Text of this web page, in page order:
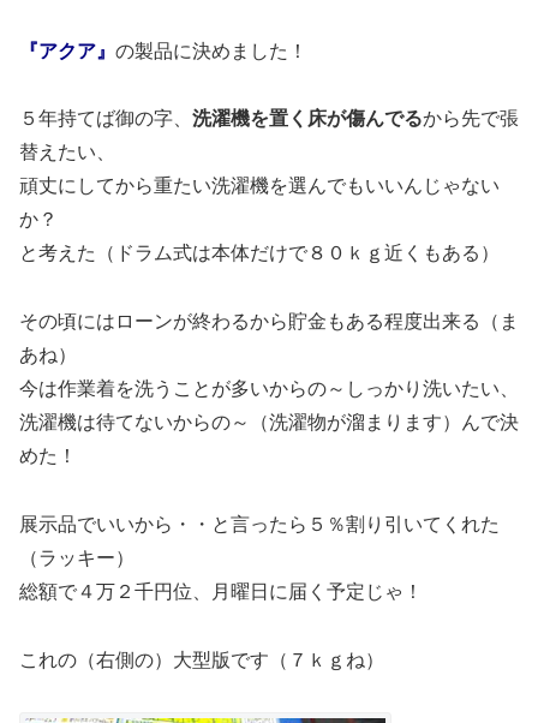
『アクア』 の製品に決めました！
５年持てば御の字、 洗濯機を置く床が傷んでるから先で張
替えたい、
頑丈にしてから重たい洗濯機を選んでもいいんじゃない
か？
と考えた（ドラム式は本体だけで８０ｋｇ近くもある）
その頃にはローンが終わるから貯金もある程度出来る（ま
あね）
今は作業着を洗うことが多いからの～しっかり洗いたい、
洗濯機は待てないからの～（洗濯物が溜まります）んで決
めた！
展示品でいいから・・と言ったら５％割り引いてくれた
（ラッキー）
総額で４万２千円位、月曜日に届く予定じゃ！
これの（右側の）大型版です（７ｋｇね）